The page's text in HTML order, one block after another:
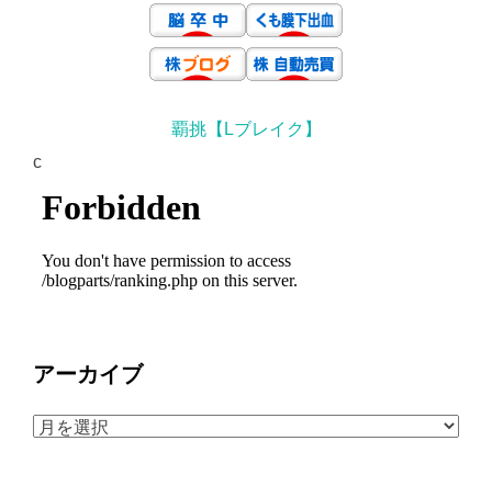
覇挑【Lブレイク】
c
アーカイブ
ア